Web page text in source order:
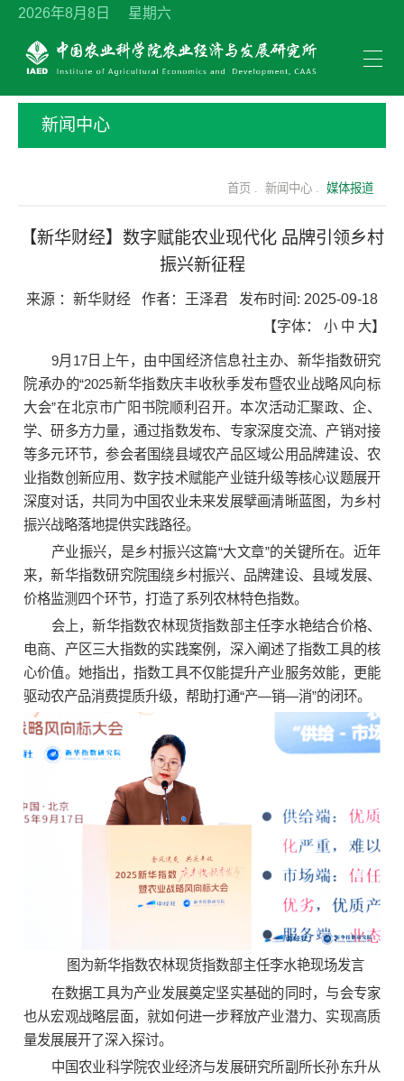
2026年8月8日 星期六
新闻中心
首页 . 新闻中心 . 媒体报道
【新华财经】数字赋能农业现代化 品牌引领乡村
振兴新征程
来源 ： 新华财经 作者： 王泽君 发布时间: 2025-09-18
【字体： 小 中 大】
9月17日上午，由中国经济信息社主办、新华指数研究
院承办的“2025新华指数庆丰收秋季发布暨农业战略风向标
大会”在北京市广阳书院顺利召开。本次活动汇聚政、企、
学、研多方力量，通过指数发布、专家深度交流、产销对接
等多元环节，参会者围绕县域农产品区域公用品牌建设、农
业指数创新应用、数字技术赋能产业链升级等核心议题展开
深度对话，共同为中国农业未来发展擘画清晰蓝图，为乡村
振兴战略落地提供实践路径。
产业振兴，是乡村振兴这篇“大文章”的关键所在。近年
来，新华指数研究院围绕乡村振兴、品牌建设、县域发展、
价格监测四个环节，打造了系列农林特色指数。
会上，新华指数农林现货指数部主任李水艳结合价格、
电商、产区三大指数的实践案例，深入阐述了指数工具的核
心价值。她指出，指数工具不仅能提升产业服务效能，更能
驱动农产品消费提质升级，帮助打通“产—销—消”的闭环。
图为新华指数农林现货指数部主任李水艳现场发言
在数据工具为产业发展奠定坚实基础的同时，与会专家
也从宏观战略层面，就如何进一步释放产业潜力、实现高质
量发展展开了深入探讨。
中国农业科学院农业经济与发展研究所副所长孙东升从